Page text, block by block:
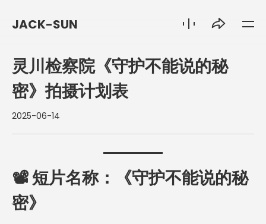
JACK-SUN
灵川检察院《守护不能说的秘
密》拍摄计划表
2025-06-14
📽️ 短片名称：《守护不能说的秘
密》